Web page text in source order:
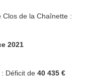
Clos de la Chaînette :
2021
Déficit de 40 435 €